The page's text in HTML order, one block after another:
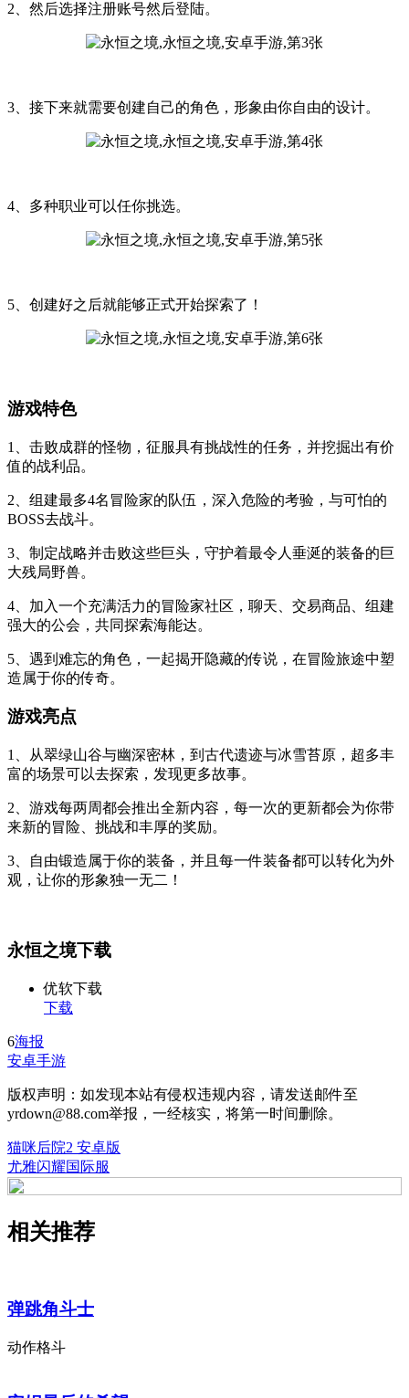
2、然后选择注册账号然后登陆。
3、接下来就需要创建自己的角色，形象由你自由的设计。
4、多种职业可以任你挑选。
5、创建好之后就能够正式开始探索了！
游戏特色
1、击败成群的怪物，征服具有挑战性的任务，并挖掘出有价
值的战利品。
2、组建最多4名冒险家的队伍，深入危险的考验，与可怕的
BOSS去战斗。
3、制定战略并击败这些巨头，守护着最令人垂涎的装备的巨
大残局野兽。
4、加入一个充满活力的冒险家社区，聊天、交易商品、组建
强大的公会，共同探索海能达。
5、遇到难忘的角色，一起揭开隐藏的传说，在冒险旅途中塑
造属于你的传奇。
游戏亮点
1、从翠绿山谷与幽深密林，到古代遗迹与冰雪苔原，超多丰
富的场景可以去探索，发现更多故事。
2、游戏每两周都会推出全新内容，每一次的更新都会为你带
来新的冒险、挑战和丰厚的奖励。
3、自由锻造属于你的装备，并且每一件装备都可以转化为外
观，让你的形象独一无二！
永恒之境下载
优软下载
下载
6海报
安卓手游
版权声明：如发现本站有侵权违规内容，请发送邮件至
yrdown@88.com举报，一经核实，将第一时间删除。
猫咪后院2 安卓版
尤雅闪耀国际服
相关推荐
弹跳角斗士
动作格斗